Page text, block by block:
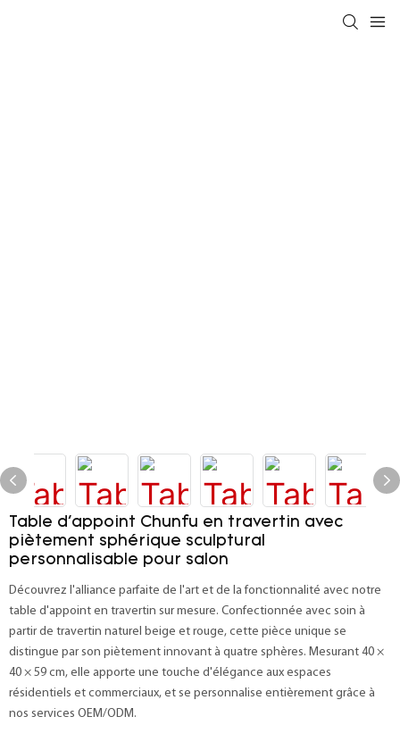
Table d'appoint Chunfu en travertin avec
piètement sphérique sculptural
personnalisable pour salon
Découvrez l'alliance parfaite de l'art et de la fonctionnalité avec notre
table d'appoint en travertin sur mesure. Confectionnée avec soin à
partir de travertin naturel beige et rouge, cette pièce unique se
distingue par son piètement innovant à quatre sphères. Mesurant 40 ×
40 × 59 cm, elle apporte une touche d'élégance aux espaces
résidentiels et commerciaux, et se personnalise entièrement grâce à
nos services OEM/ODM.